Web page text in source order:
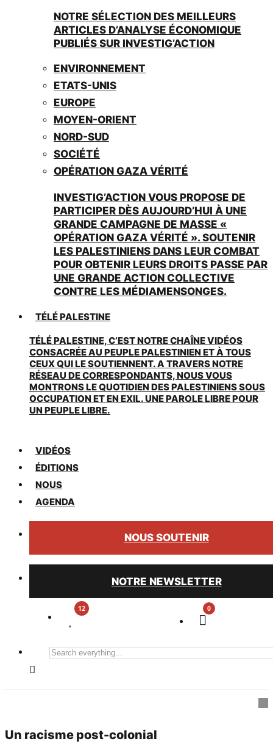
NOTRE SÉLECTION DES MEILLEURS
ARTICLES D’ANALYSE ÉCONOMIQUE
PUBLIÉS SUR INVESTIG’ACTION
ENVIRONNEMENT
ETATS-UNIS
EUROPE
MOYEN-ORIENT
NORD-SUD
SOCIÉTÉ
OPÉRATION GAZA VÉRITÉ
INVESTIG’ACTION VOUS PROPOSE DE
PARTICIPER DÈS AUJOURD’HUI À UNE
GRANDE CAMPAGNE DE MASSE «
OPÉRATION GAZA VÉRITÉ ». SOUTENIR
LES PALESTINIENS DANS LEUR COMBAT
POUR OBTENIR LEURS DROITS PASSE PAR
UNE GRANDE ACTION COLLECTIVE
CONTRE LES MÉDIAMENSONGES.
TÉLÉ PALESTINE
TÉLÉ PALESTINE, C’EST NOTRE CHAÎNE VIDÉOS
CONSACRÉE AU PEUPLE PALESTINIEN ET À TOUS
CEUX QUI LE SOUTIENNENT. A TRAVERS NOTRE
RÉSEAU DE CORRESPONDANTS, NOUS VOUS
MONTRONS LE QUOTIDIEN DES PALESTINIENS SOUS
OCCUPATION ET EN EXIL. UNE PAROLE LIBRE POUR
UN PEUPLE LIBRE.
VIDÉOS
ÉDITIONS
NOUS
AGENDA
NOUS SOUTENIR
NOTRE NEWSLETTER
0
Search
Un racisme post-colonial